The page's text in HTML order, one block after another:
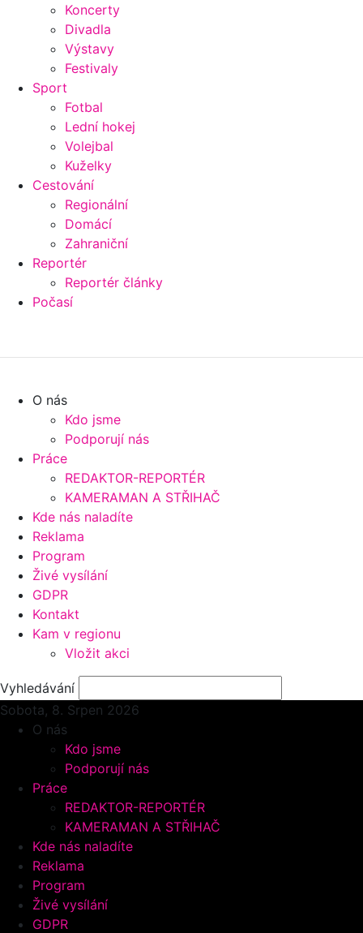
Koncerty
Divadla
Výstavy
Festivaly
Sport
Fotbal
Lední hokej
Volejbal
Kuželky
Cestování
Regionální
Domácí
Zahraniční
Reportér
Reportér články
Počasí
O nás
Kdo jsme
Podporují nás
Práce
REDAKTOR-REPORTÉR
KAMERAMAN A STŘIHAČ
Kde nás naladíte
Reklama
Program
Živé vysílání
GDPR
Kontakt
Kam v regionu
Vložit akci
Vyhledávání
Sobota, 8. Srpen 2026
O nás
Kdo jsme
Podporují nás
Práce
REDAKTOR-REPORTÉR
KAMERAMAN A STŘIHAČ
Kde nás naladíte
Reklama
Program
Živé vysílání
GDPR